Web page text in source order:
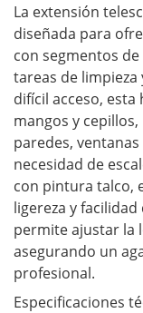
La extensión
diseñada para
con segmentos
tareas de
difícil acceso,
mangos y
paredes,
necesidad de
con pintura talco,
ligereza y
permite ajustar la
asegurando un
profesional.
Especificaciones